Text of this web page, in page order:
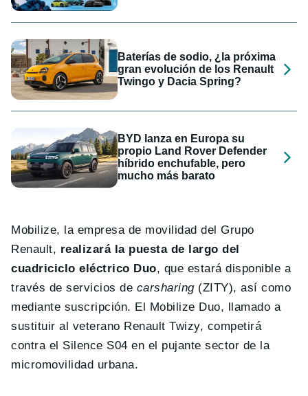
Baterías de sodio, ¿la próxima
gran evolución de los Renault
Twingo y Dacia Spring?
BYD lanza en Europa su
propio Land Rover Defender
híbrido enchufable, pero
mucho más barato
Mobilize, la empresa de movilidad del Grupo
Renault, realizará la puesta de largo del
cuadriciclo eléctrico Duo, que estará disponible a
través de servicios de carsharing(ZITY), así como
mediante suscripción. El Mobilize Duo, llamado a
sustituir al veterano Renault Twizy, competirá
contra el Silence S04 en el pujante sector de la
micromovilidad urbana.